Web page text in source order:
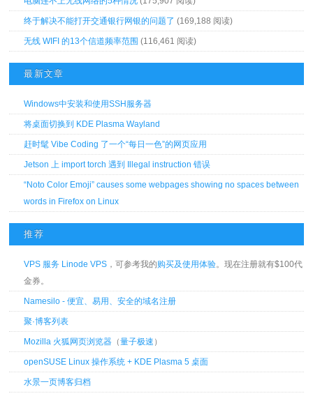
终于解决不能打开交通银行网银的问题了 (169,188 阅读)
无线 WIFI 的13个信道频率范围 (116,461 阅读)
最新文章
Windows中安装和使用SSH服务器
将桌面切换到 KDE Plasma Wayland
赶时髦 Vibe Coding 了一个“每日一色”的网页应用
Jetson 上 import torch 遇到 Illegal instruction 错误
“Noto Color Emoji” causes some webpages showing no spaces between
words in Firefox on Linux
推荐
VPS 服务 Linode VPS ，可参考我的购买及使用体验。现在注册就有$100代
金券。
Namesilo - 便宜、易用、安全的域名注册
聚·博客列表
Mozilla 火狐网页浏览器 （量子极速 ）
openSUSE Linux 操作系统 + KDE Plasma 5 桌面
水景一页博客归档